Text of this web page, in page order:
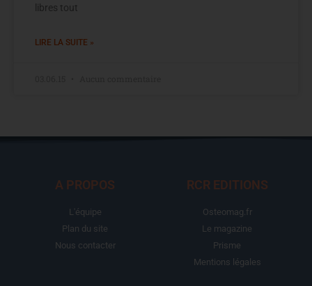
libres tout
LIRE LA SUITE »
A PROPOS
L'équipe
Plan du site
Nous contacter
RCR EDITIONS
Osteomag.fr
Le magazine
Prisme
Mentions légales